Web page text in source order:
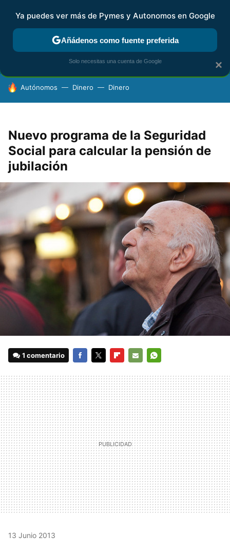
FISCALIDAD Y CONTABILIDAD KIT DIGITAL RENTA
HOY SE HABLA DE
Autónomos Dinero Dinero
Nuevo programa de la Seguridad
Social para calcular la pensión de
jubilación
1 comentario
MAIL
13 Junio 2013
×
Ya puedes ver más de Pymes y Autonomos en Google
Añádenos como fuente preferida
Solo necesitas una cuenta de Google